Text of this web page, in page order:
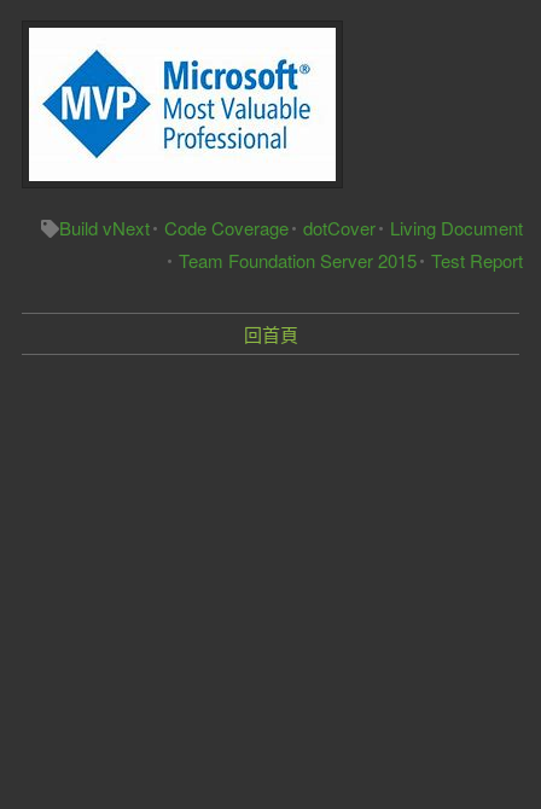
Build vNext Code Coverage dotCover
Living Document
Team Foundation Server 2015 Test Report
回首頁